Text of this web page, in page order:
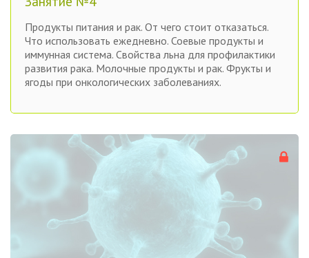
Продукты питания и рак. От чего стоит отказаться.
Что использовать ежедневно. Соевые продукты и
иммунная система. Свойства льна для профилактики
развития рака. Молочные продукты и рак. Фрукты и
ягоды при онкологических заболеваниях.